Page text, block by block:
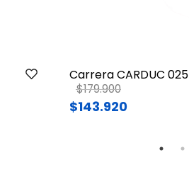
Carrera CARDUC 025
Price reduced from
$179.900to
$143.920